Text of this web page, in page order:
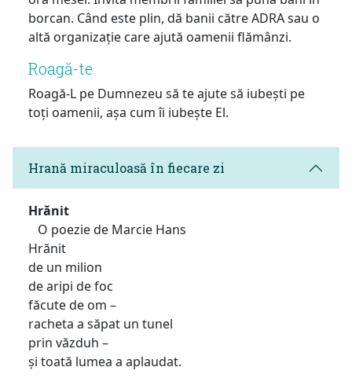
borcan. Când este plin, dă banii către ADRA sau o
altă organizație care ajută oamenii flămânzi.
Roagă-te
Roagă-L pe Dumnezeu să te ajute să iubești pe
toți oamenii, așa cum îi iubește El.
Hrană miraculoasă în fiecare zi
Hrănit
O poezie de Marcie Hans
Hrănit
de un milion
de aripi de foc
făcute de om –
racheta a săpat un tunel
prin văzduh –
și toată lumea a aplaudat.